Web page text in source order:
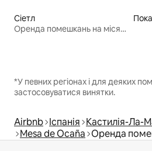
Сіетл
Оренда помешкань на місяць
*У певних регіонах і для деяких
застосовуватися винятки.
Airbnb Іспанія Кастилія-Ла-
Mesa de Ocaña Оренда